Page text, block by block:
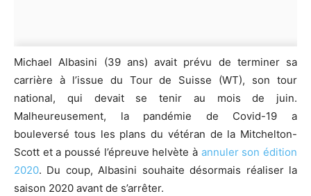
Michael Albasini (39 ans) avait prévu de terminer sa
carrière à l’issue du Tour de Suisse (WT), son tour
national, qui devait se tenir au mois de juin.
Malheureusement, la pandémie de Covid-19 a
bouleversé tous les plans du vétéran de la Mitchelton-
Scott et a poussé l’épreuve helvète à annuler son édition
2020. Du coup, Albasini souhaite désormais réaliser la
saison 2020 avant de s’arrêter.